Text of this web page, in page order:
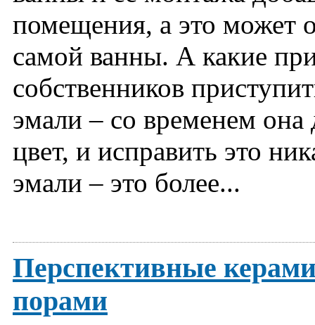
помещения, а это может
самой ванны. А какие
собственников
эмали – со временем она
цвет, и исправить это
эмали – это более...
Перспективные
порами